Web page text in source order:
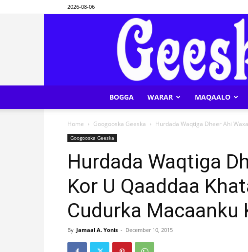
2026-08-06
BOGGA WARAR MAQAALO
Home Googooska Geeska Hurdada Waqtiga Dheer Ahi
Googooska Geeska
Hurdada Waqtiga
Kor U Qaaddaa
Cudurka Macaanku
By Jamaal A. Yonis - December 10, 2015